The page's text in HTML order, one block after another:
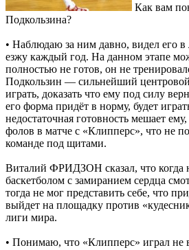
Как вам
Подкользина?
• Наблюдаю за ним давно, видел его в
езжу каждый год. На данном этапе
полностью не готов, он не
Подкользин — сильнейший
играть, доказать что ему под силу
его форма придёт в норму, будет
недостаточная готовность мешает
фолов в матче с «Клипперс», что не
команде под щитами.
Виталий ФРИДЗОН сказал, что когда
баскетболом с замиранием сердца
тогда не мог представить себе, что
выйдет на площадку против
лиги мира.
• Понимаю, что «Клипперс» играл не